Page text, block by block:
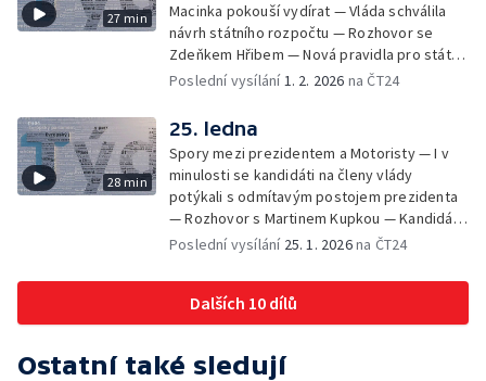
27 min
Macinka pokouší vydírat — Vláda schválila
návrh státního rozpočtu — Rozhovor se
Zdeňkem Hřibem — Nová pravidla pro státní
úředníky
Poslední vysílání1. 2. 2026 na ČT24
28 min
25. ledna
Spory mezi prezidentem a Motoristy — I v
minulosti se kandidáti na členy vlády
potýkali s odmítavým postojem prezidenta
— Rozhovor s Martinem Kupkou — Kandidáti
na ombudsmana — Doporučení k vydání A.
Výsledky celostátního fóra Pirátů —
Rozhovor s Martinem Kupkou — Unijní
summit v Bruselu a dohoda o Grónsku —
Zemřela Květoslava Kořínková — Navýšení
Poslední vysílání 25. 1. 2026na ČT24
Dalších 10 dílů
Ostatní také sledují